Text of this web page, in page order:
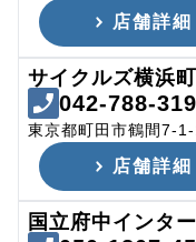
店舗詳細
サイクルズ横浜
042-788-
東京都町田市鶴間7-1-
店舗詳細
国立府中インタ